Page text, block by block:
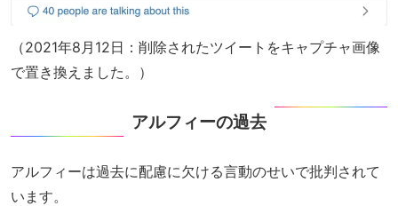
（2021年8月12日：削除されたツイートをキャプチャ画像
で置き換えました。）
アルフィーの過去
アルフィーは過去に配慮に欠ける言動のせいで批判されて
います。